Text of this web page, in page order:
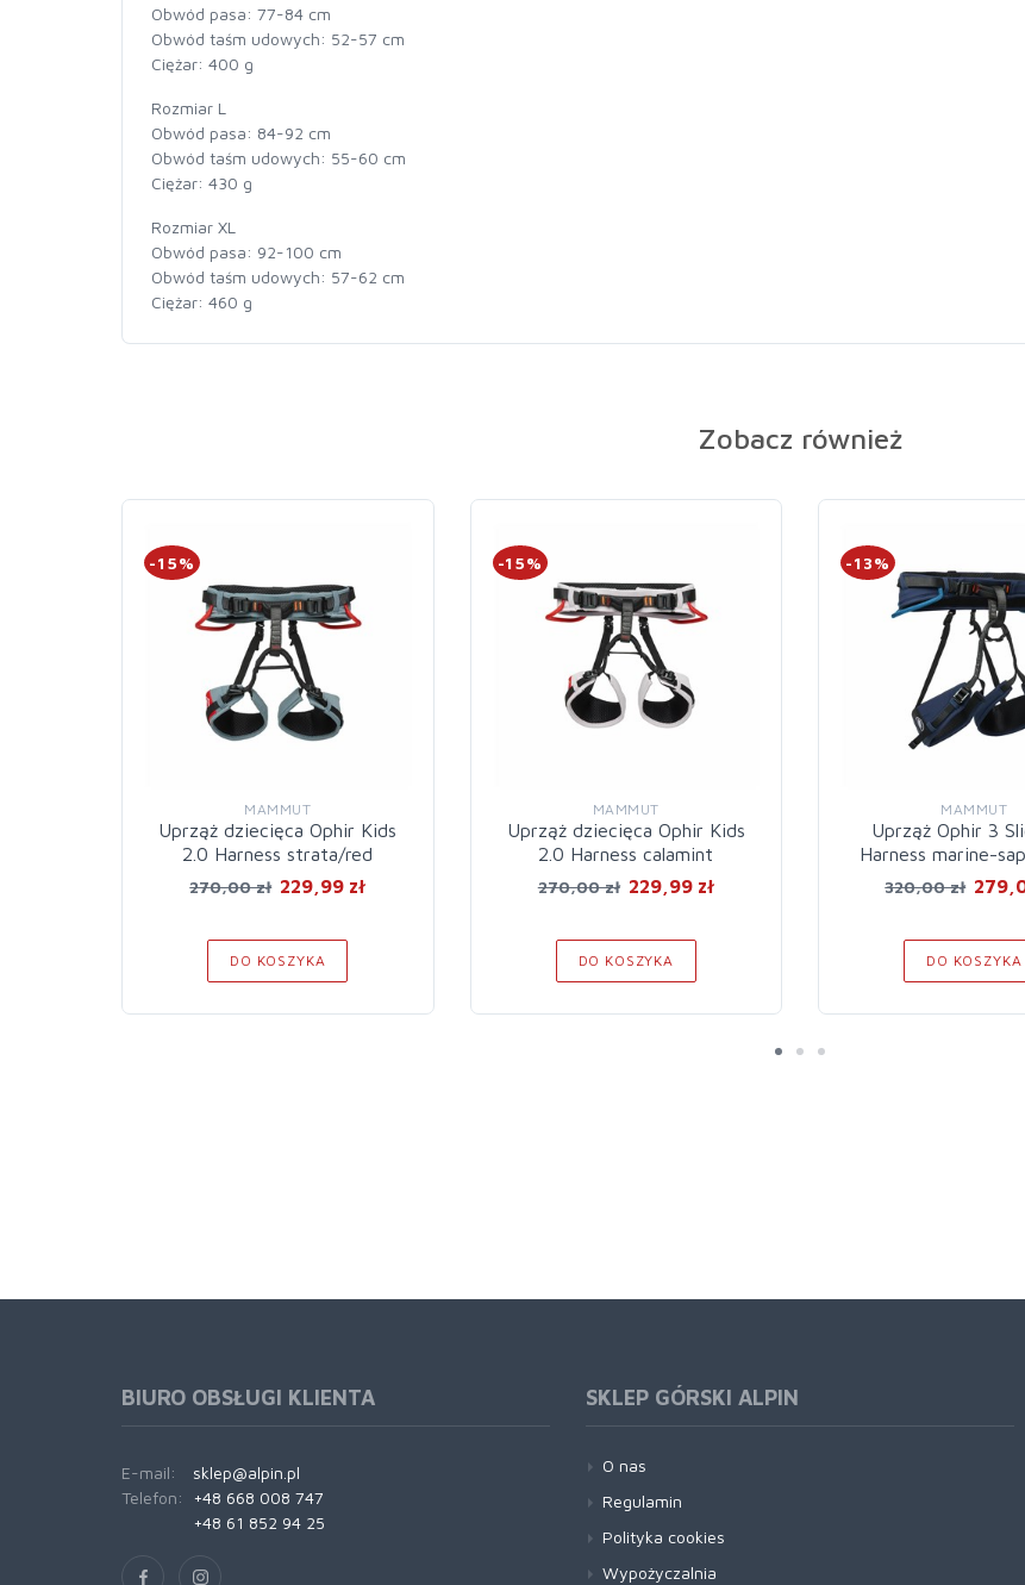
Obwód pasa: 77-84 cm
Obwód taśm udowych: 52-57 cm
Ciężar: 400 g
Rozmiar L
Obwód pasa: 84-92 cm
Obwód taśm udowych: 55-60 cm
Ciężar: 430 g
Rozmiar XL
Obwód pasa: 92-100 cm
Obwód taśm udowych: 57-62 cm
Ciężar: 460 g
Zobacz również
-15%
MAMMUT
Uprząż dziecięca Ophir Kids
2.0 Harness strata/red
270,00 zł 229,99 zł
DO KOSZYKA
-15%
MAMMUT
Uprząż dziecięca Ophir Kids
2.0 Harness calamint
270,00 zł 229,99 zł
DO KOSZYKA
-13%
MAMMUT
Uprząż Ophir 3
Harness marine-
320,00 zł
DO KOSZYKA
BIURO OBSŁUGI KLIENTA
E-mail:
sklep@alpin.pl
Telefon:
+48 668 008 747
+48 61 852 94 25
SKLEP GÓRSKI ALPIN
O nas
Regulamin
Polityka cookies
Wypożyczalnia